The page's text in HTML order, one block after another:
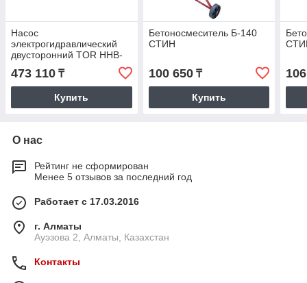
Насос
электрогидравлический
двусторонний TOR HHB-
473 110 ₸
Купить
Бетоносмеситель Б-140
СТИН
100 650₸
Купить
О нас
Рейтинг не сформирован
Менее 5 отзывов за последний год
Работает с 17.03.2016
г. Алматы
Ауэзова 2, Алматы, Казахстан
Контакты